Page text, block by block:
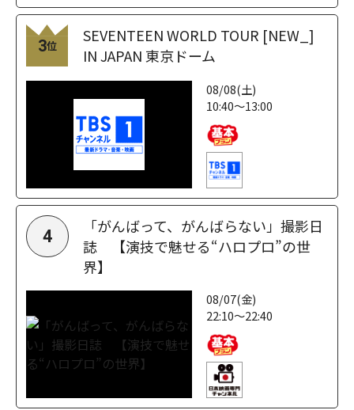
3位
SEVENTEEN WORLD TOUR [NEW_]
IN JAPAN 東京ドーム
08/08(土)
10:40～13:00
4
「がんばって、がんばらない」撮影日
誌 【演技で魅せる“ハロプロ”の世
界】
08/07(金)
22:10～22:40